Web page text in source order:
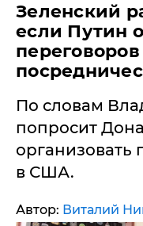
Зеленский
если Путин
По словам
попросит
организовать
в США.
Автор: Виталий